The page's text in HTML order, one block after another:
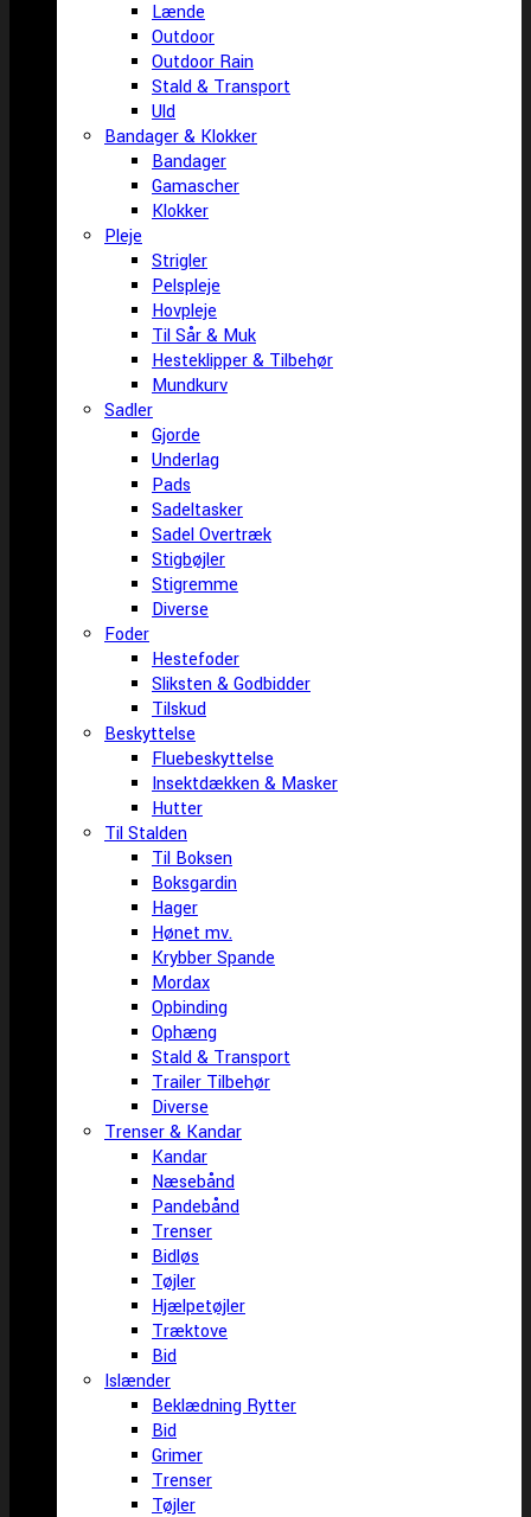
Lænde
Outdoor
Outdoor Rain
Stald & Transport
Uld
Bandager & Klokker
Bandager
Gamascher
Klokker
Pleje
Strigler
Pelspleje
Hovpleje
Til Sår & Muk
Hesteklipper & Tilbehør
Mundkurv
Sadler
Gjorde
Underlag
Pads
Sadeltasker
Sadel Overtræk
Stigbøjler
Stigremme
Diverse
Foder
Hestefoder
Sliksten & Godbidder
Tilskud
Beskyttelse
Fluebeskyttelse
Insektdækken & Masker
Hutter
Til Stalden
Til Boksen
Boksgardin
Hager
Hønet mv.
Krybber Spande
Mordax
Opbinding
Ophæng
Stald & Transport
Trailer Tilbehør
Diverse
Trenser & Kandar
Kandar
Næsebånd
Pandebånd
Trenser
Bidløs
Tøjler
Hjælpetøjler
Træktove
Bid
Islænder
Beklædning Rytter
Bid
Grimer
Trenser
Tøjler